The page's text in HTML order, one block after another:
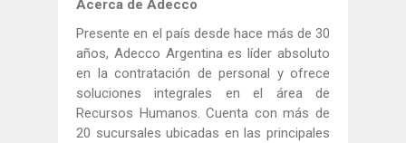
Acerca de Adecco
Presente en el país desde hace más de 30
años, Adecco Argentina es líder absoluto
en la contratación de personal y ofrece
soluciones integrales en el área de
Recursos Humanos. Cuenta con más de
20 sucursales ubicadas en las principales